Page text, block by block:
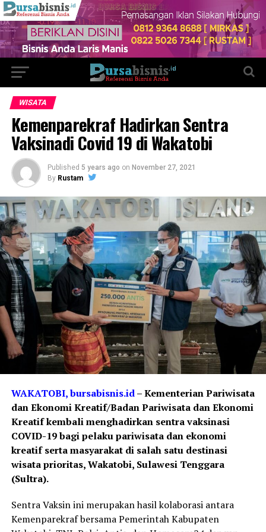
WISATA
Kemenparekraf Hadirkan Sentra
Vaksinadi Covid 19 di Wakatobi
Published 5 years ago on November 27, 2021
By Rustam
WAKATOBI, bursabisnis.id– Kementerian Pariwisata
dan Ekonomi Kreatif/Badan Pariwisata dan Ekonomi
Kreatif kembali menghadirkan sentra vaksinasi
COVID-19 bagi pelaku pariwisata dan ekonomi
kreatif serta masyarakat di salah satu destinasi
wisata prioritas, Wakatobi, Sulawesi Tenggara
(Sultra).
Sentra Vaksin ini merupakan hasil kolaborasi antara
Kemenparekraf bersama Pemerintah Kabupaten